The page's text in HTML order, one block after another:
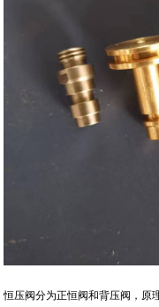
恒压阀分为正恒阀和背压阀，原